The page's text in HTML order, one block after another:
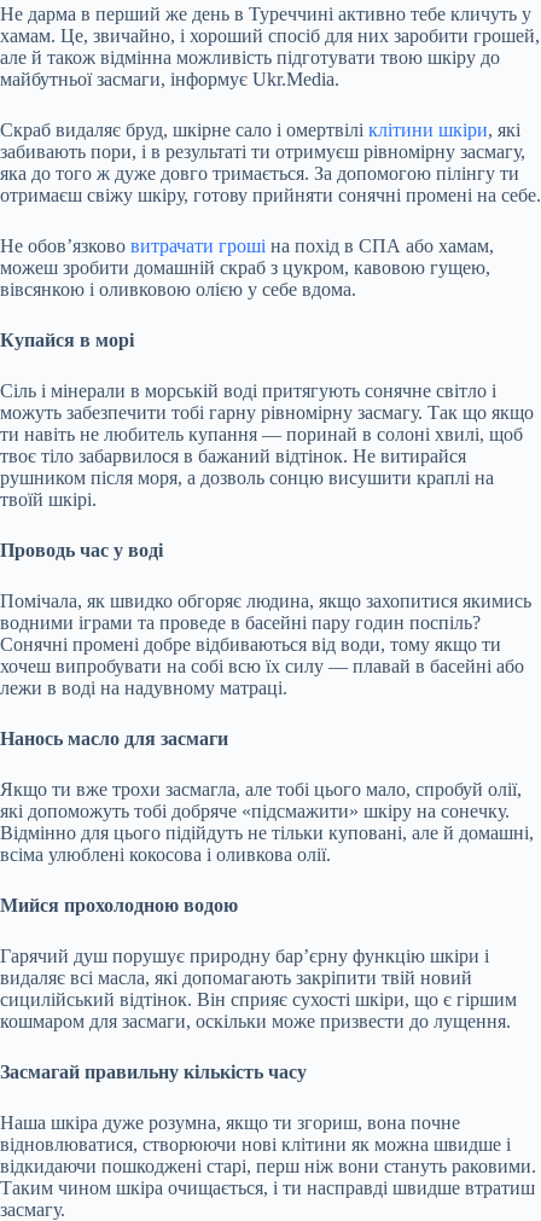
Не дарма в перший же день в Туреччині активно тебе кличуть у
хамам. Це, звичайно, і хороший спосіб для них заробити грошей,
але й також відмінна можливість підготувати твою шкіру до
майбутньої засмаги, інформує Ukr.Media.
Скраб видаляє бруд, шкірне сало і омертвілі клітини шкіри, які
забивають пори, і в результаті ти отримуєш рівномірну засмагу,
яка до того ж дуже довго тримається. За допомогою пілінгу ти
отримаєш свіжу шкіру, готову прийняти сонячні промені на себе.
Не обов’язково витрачати гроші на похід в СПА або хамам,
можеш зробити домашній скраб з цукром, кавовою гущею,
вівсянкою і оливковою олією у себе вдома.
Купайся в морі
Сіль і мінерали в морській воді притягують сонячне світло і
можуть забезпечити тобі гарну рівномірну засмагу. Так що якщо
ти навіть не любитель купання — поринай в солоні хвилі, щоб
твоє тіло забарвилося в бажаний відтінок. Не витирайся
рушником після моря, а дозволь сонцю висушити краплі на
твоїй шкірі.
Проводь час у воді
Помічала, як швидко обгоряє людина, якщо захопитися якимись
водними іграми та проведе в басейні пару годин поспіль?
Сонячні промені добре відбиваються від води, тому якщо ти
хочеш випробувати на собі всю їх силу — плавай в басейні або
лежи в воді на надувному матраці.
Нанось масло для засмаги
Якщо ти вже трохи засмагла, але тобі цього мало, спробуй олії,
які допоможуть тобі добряче «підсмажити» шкіру на сонечку.
Відмінно для цього підійдуть не тільки куповані, але й домашні,
всіма улюблені кокосова і оливкова олії.
Мийся прохолодною водою
Гарячий душ порушує природну бар’єрну функцію шкіри і
видаляє всі масла, які допомагають закріпити твій новий
сицилійський відтінок. Він сприяє сухості шкіри, що є гіршим
кошмаром для засмаги, оскільки може призвести до лущення.
Засмагай правильну кількість часу
Наша шкіра дуже розумна, якщо ти згориш, вона почне
відновлюватися, створюючи нові клітини як можна швидше і
відкидаючи пошкоджені старі, перш ніж вони стануть раковими.
Таким чином шкіра очищається, і ти насправді швидше втратиш
засмагу.